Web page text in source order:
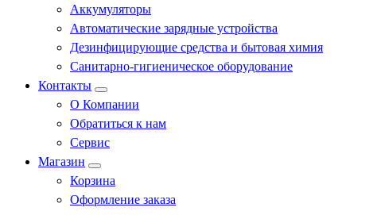
Аккумуляторы
Автоматические зарядные устройства
Дезинфицирующие средства и бытовая химия
Санитарно-гигиеническое оборудование
Контакты
О Компании
Обратиться к нам
Сервис
Магазин
Корзина
Оформление заказа